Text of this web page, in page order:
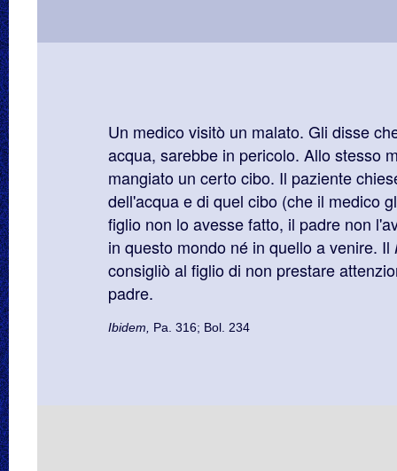
Un medico visitò un malato. Gli disse
acqua, sarebbe in pericolo. Allo stesso
mangiato un certo cibo. Il paziente
dell'acqua e di quel cibo (che il medico
figlio non lo avesse fatto, il padre non
in questo mondo né in quello a venire. Il
consigliò al figlio di non prestare
padre.
Ibidem, Pa. 316; Bol. 234